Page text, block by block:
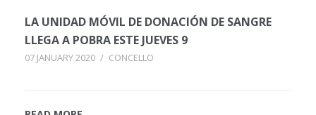
LA UNIDAD MÓVIL DE DONACIÓN DE SANGRE
LLEGA A POBRA ESTE JUEVES 9
07 JANUARY 2020 / CONCELLO